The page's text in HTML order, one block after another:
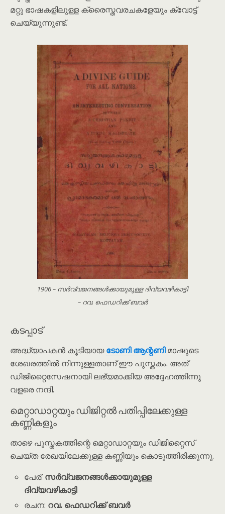
മറ്റു ഭാഷകളിലുള്ള ക്രൈസ്തവരചകളേയും ക്വോട്ട്
ചെയ്യുന്നുണ്ട്.
1906 – സർവ്വജനങ്ങൾക്കായുമുള്ള ദിവ്യവഴികാട്ടി
– റവ. ഫെഡറിക്ക് ബവർ
കടപ്പാട്
അദ്ധ്യാപകൻ കൂടിയായടോണി ആന്റണിമാഷുടെ
ശേഖരത്തിൽ നിന്നുള്ളതാണ് ഈ പുസ്തകം. അത്
ഡിജിറ്റൈസേഷനായി ലഭ്യമാക്കിയ അദ്ദേഹത്തിന്നു
വളരെ നന്ദി.
മെറ്റാഡാറ്റയും ഡിജിറ്റൽ പതിപ്പിലേക്കുള്ള
കണ്ണികളും
താഴെ പുസ്തകത്തിന്റെ മെറ്റാഡാറ്റയും ഡിജിറ്റൈസ്
ചെയ്ത രേഖയിലേക്കുള്ള കണ്ണിയും കൊടുത്തിരിക്കുന്നു.
പേര്:സർവ്വജനങ്ങൾക്കായുമുള്ള
ദിവ്യവഴികാട്ടി
രചന: റവ. ഫെഡറിക്ക് ബവർ